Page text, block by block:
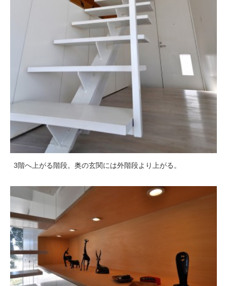
3階へ上がる階段。奥の玄関には外階段より上がる。